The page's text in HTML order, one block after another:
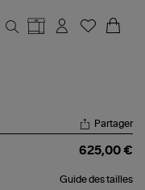
Partager
625,00 €
Guide des tailles